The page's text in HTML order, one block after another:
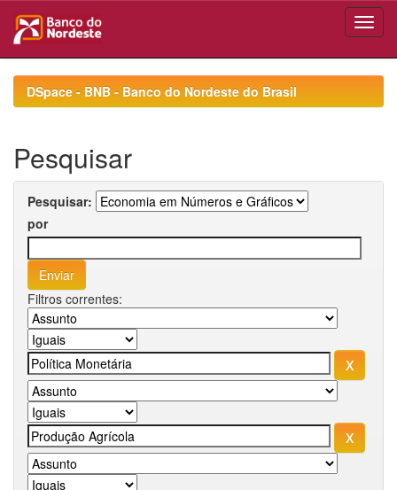
navigationDSpace - BNB - Banco do Nordeste do Brasil
Pesquisar
Pesquisar:
por
Filtros correntes: